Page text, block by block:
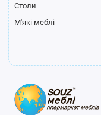
Столи
М'які меблі